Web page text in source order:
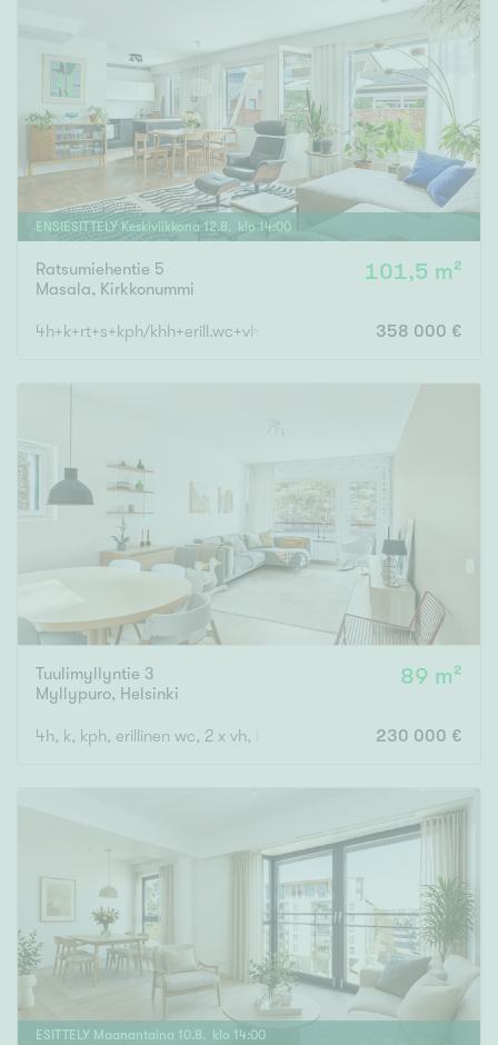
ENSIESITTELY Keskiviikkona 12.8 . klo 14:00
Ratsumiehentie 5
Masala, Kirkkonummi
101,5 m²
4h+k+rt+s+kph/khh+erill.wc+vh+et+ tk 358 000 €
Tuulimyllyntie 3
Myllypuro, Helsinki
89 m²
4h, k, kph, erillinen wc, 2 x vh, lasitettu parveke 230 000 €
ESITTELY Maanantaina 10.8 . klo 14:00